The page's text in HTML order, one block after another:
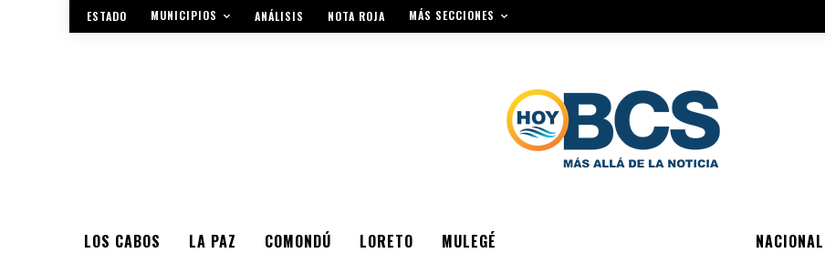
ESTADO MUNICIPIOS ANÁLISIS NOTA ROJA MÁS SECCIONES
LOS CABOS LA PAZ COMONDÚ LORETO MULEGÉ